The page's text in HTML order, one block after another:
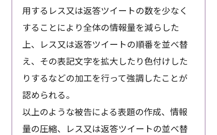
用するレス又は返答ツイートの数を少なく
することにより全体の情報量を減らした
上、レス又は返答ツイートの順番を並べ替
え、その表記文字を拡大したり色付けした
りするなどの加工を行って強調したことが
認められる。
以上のような被告による表題の作成、情報
量の圧縮、レス又は返答ツイートの並べ替